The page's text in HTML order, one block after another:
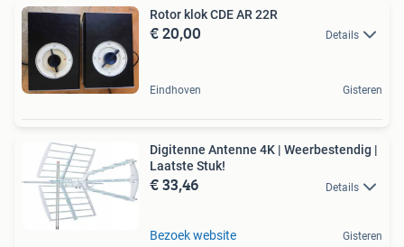
Rotor klok CDE AR 22R
€ 20,00 Details
Eindhoven Gisteren
Digitenne Antenne 4K | Weerbestendig |
Laatste Stuk!
€ 33,46 Details
Bezoek website Gisteren